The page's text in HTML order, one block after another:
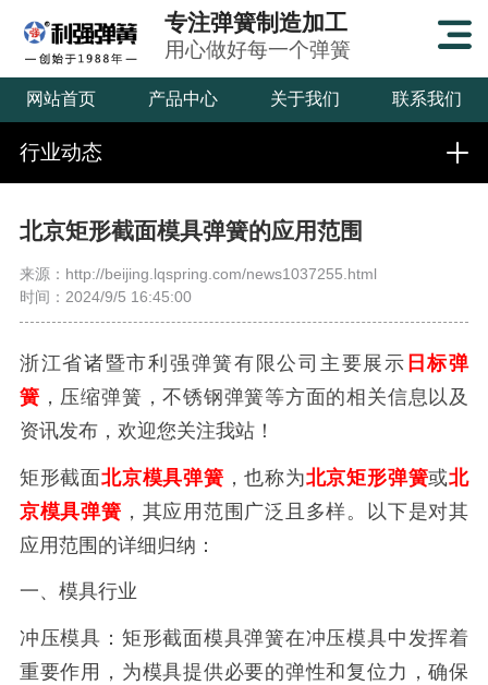
专注弹簧制造加工
用心做好每一个弹簧
网站首页 产品中心 关于我们 联系我们
行业动态
北京矩形截面模具弹簧的应用范围
来源：http://beijing.lqspring.com/news1037255.html
时间：2024/9/5 16:45:00
浙江省诸暨市利强弹簧有限公司主要展示 日标弹
簧 ，压缩弹簧，不锈钢弹簧等方面的相关信息以及
资讯发布，欢迎您关注我站！
矩形截面北京模具弹簧 ，也称为北京矩形弹簧或北
京模具弹簧 ，其应用范围广泛且多样。以下是对其
应用范围的详细归纳：
一、模具行业
冲压模具：矩形截面模具弹簧在冲压模具中发挥着
重要作用，为模具提供必要的弹性和复位力，确保